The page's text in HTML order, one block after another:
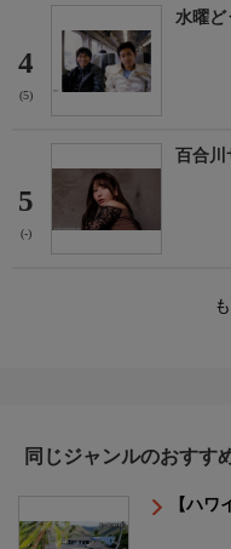
4
(5)
水曜ど
5
(-)
百合
同じジャンルのおすす
【ハワ